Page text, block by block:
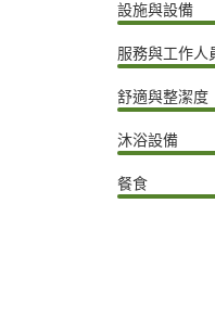
設施與設備
服務與工作人
舒適與整潔度
沐浴設備
餐食